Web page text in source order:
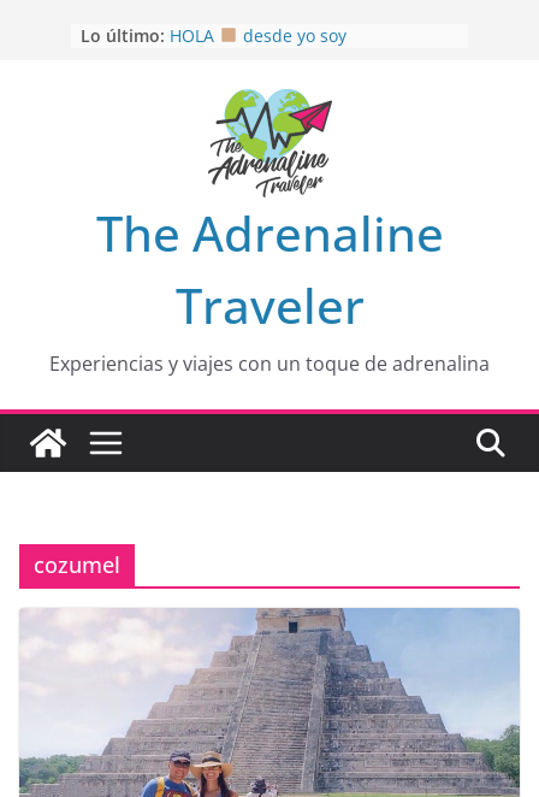
Lo último: HOLA
desde yo soy
EL SENDERO DEL CACAO: Excelente
opción
HOSPEDAJE AL NATURALSHH !!
OTRA PERSPECTIVA de RÍO EL
MULITO!
The Adrenaline
Traveler
Experiencias y viajes con un toque de adrenalina
cozumel